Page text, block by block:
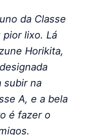
da Classe
pior lixo. Lá
Horikita,
subir na
A, e a bela
é fazer o